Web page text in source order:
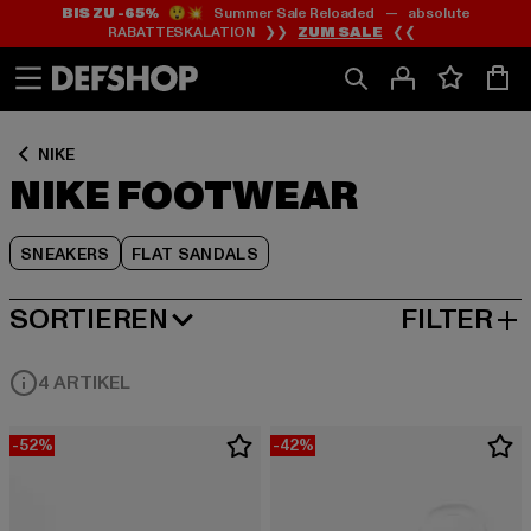
Zum
Inhalt
springen
Zum
Fußzeile
springen
BIS ZU -65%😲💥 Summer Sale Reloaded — absolute
RABATTESKALATION ❯❯ ZUM SALE ❮❮
NIKE
NIKE FOOTWEAR
SNEAKERS FLAT SANDALS
Zum
Produktraster
springen
SORTIEREN
BELIEBTESTE FILTER
4 ARTIKEL
-52% -42%